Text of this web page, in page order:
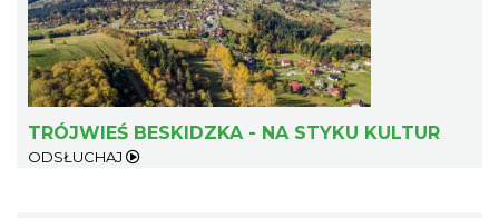
TRÓJWIEŚ BESKIDZKA - NA STYKU KULTUR
ODSŁUCHAJ